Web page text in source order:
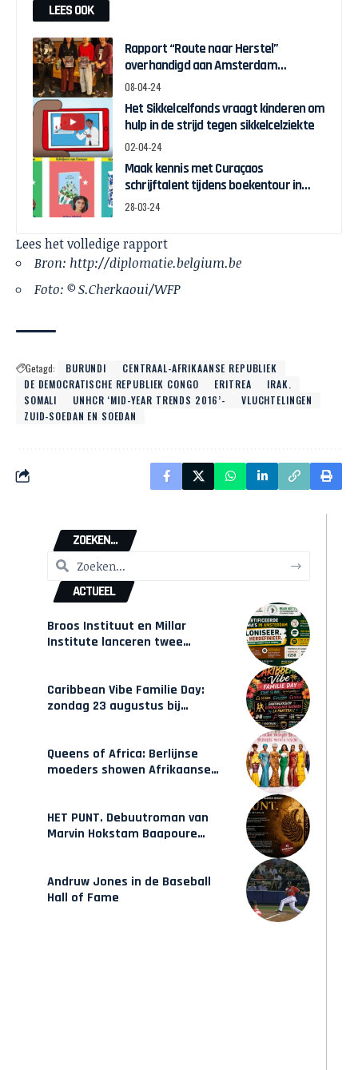
LEES OOK
Rapport “Route naar Herstel”
overhandigd aan Amsterdam
Wethouder Touria Meliani
08-04-24
Het Sikkelcelfonds vraagt kinderen om
hulp in de strijd tegen sikkelcelziekte
02-04-24
Maak kennis met Curaçaos
schrijftalent tijdens boekentour in
april
28-03-24
Lees hetvolledige rapport
Bron: http://diplomatie.belgium.be
Foto: © S.Cherkaoui/WFP
Getagd: BURUNDI
CENTRAAL-AFRIKAANSE REPUBLIEK
DE DEMOCRATISCHE REPUBLIEK CONGO
ERITREA
IRAK.
SOMALI
UNHCR ‘MID-YEAR TRENDS 2016’-
VLUCHTELINGEN
ZUID-SOEDAN EN SOEDAN
ZOEKEN...
ACTUEEL
Broos Instituut en Millar
Institute lanceren twee
Caribbean Vibe Familie Day:
zondag 23 augustus bij
Queens of Africa: Berlijnse
moeders showen Afrikaanse
HET PUNT. Debuutroman van
Marvin Hokstam Baapoure
Andruw Jones in de Baseball
Hall of Fame